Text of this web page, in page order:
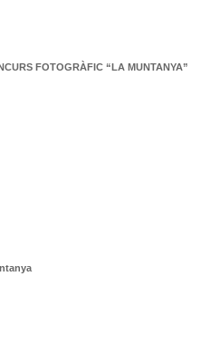
FOTOGRÀFIC “LA MUNTANYA”